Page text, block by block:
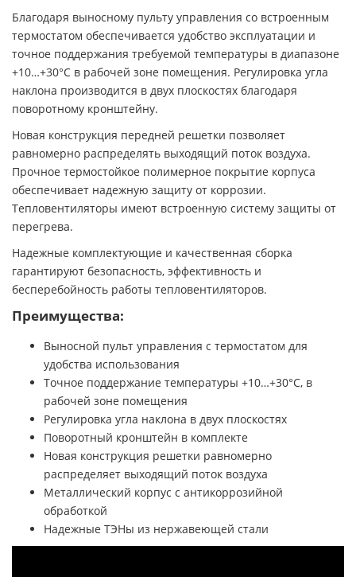
Благодаря выносному пульту управления со встроенным
термостатом обеспечивается удобство эксплуатации и
точное поддержания требуемой температуры в диапазоне
+10…+30°С в рабочей зоне помещения. Регулировка угла
наклона производится в двух плоскостях благодаря
поворотному кронштейну.
Новая конструкция передней решетки позволяет
равномерно распределять выходящий поток воздуха.
Прочное термостойкое полимерное покрытие корпуса
обеспечивает надежную защиту от коррозии.
Тепловентиляторы имеют встроенную систему защиты от
перегрева.
Надежные комплектующие и качественная сборка
гарантируют безопасность, эффективность и
бесперебойность работы тепловентиляторов.
Преимущества:
Выносной пульт управления с термостатом для
удобства использования
Точное поддержание температуры +10…+30°С, в
рабочей зоне помещения
Регулировка угла наклона в двух плоскостях
Поворотный кронштейн в комплекте
Новая конструкция решетки равномерно
распределяет выходящий поток воздуха
Металлический корпус с антикоррозийной
обработкой
Надежные ТЭНы из нержавеющей стали